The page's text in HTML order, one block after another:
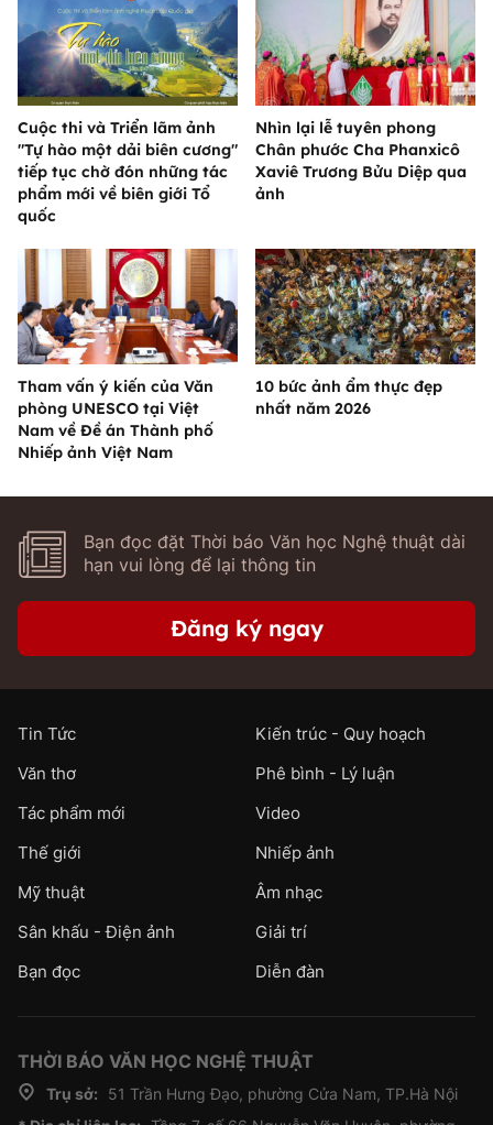
Cuộc thi và Triển lãm ảnh
"Tự hào một dải biên cương"
tiếp tục chờ đón những tác
phẩm mới về biên giới Tổ
quốc
Nhìn lại lễ tuyên phong
Chân phước Cha Phanxicô
Xaviê Trương Bửu Diệp qua
ảnh
Tham vấn ý kiến của Văn
phòng UNESCO tại Việt
Nam về Đề án Thành phố
Nhiếp ảnh Việt Nam
10 bức ảnh ẩm thực đẹp
nhất năm 2026
Bạn đọc đặt Thời báo Văn học Nghệ thuật dài
hạn vui lòng để lại thông tin
Đăng ký ngay
Tin Tức
Kiến trúc - Quy hoạch
Văn thơ
Phê bình - Lý luận
Tác phẩm mới
Video
Thế giới
Nhiếp ảnh
Mỹ thuật
Âm nhạc
Sân khấu - Điện ảnh
Giải trí
Bạn đọc
Diễn đàn
THỜI BÁO VĂN HỌC NGHỆ THUẬT
Trụ sở:
51 Trần Hưng Đạo, phường Cửa Nam, TP.Hà Nội